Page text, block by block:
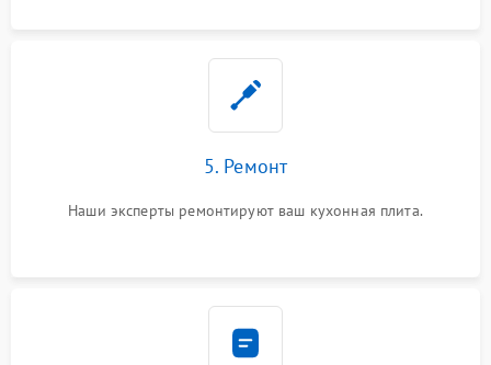
5. Ремонт
Наши эксперты ремонтируют ваш кухонная плита.